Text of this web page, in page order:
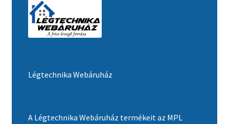
Légtechnika Webáruház
A Légtechnika Webáruház termékeit az MPL